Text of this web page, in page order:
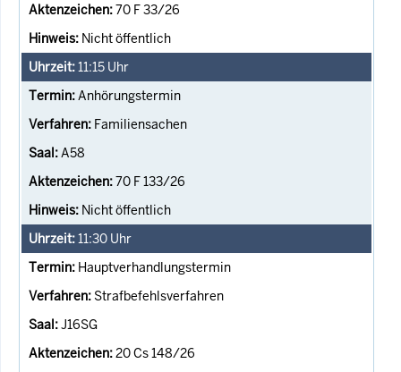
70 F 33/26
Nicht öffentlich
11:15 Uhr
Anhörungstermin
Familiensachen
A58
70 F 133/26
Nicht öffentlich
11:30 Uhr
Hauptverhandlungstermin
Strafbefehlsverfahren
J16SG
20 Cs 148/26